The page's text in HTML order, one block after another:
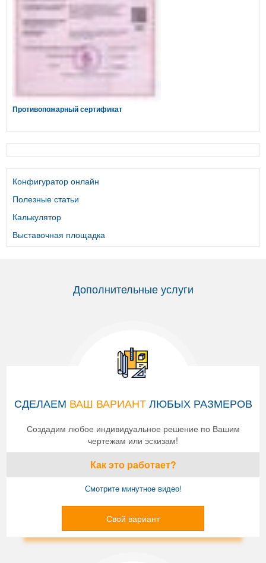
Противопожарный сертификат
Конфигуратор онлайн
Полезные статьи
Калькулятор
Выставочная площадка
Дополнительные услуги
СДЕЛАЕМ ВАШ ВАРИАНТЛЮБЫХ РАЗМЕРОВ
Создадим любое индивидуальное решение по Вашим
чертежам или эскизам!
Как это работает?
Смотрите минутное видео!
Свой вариант